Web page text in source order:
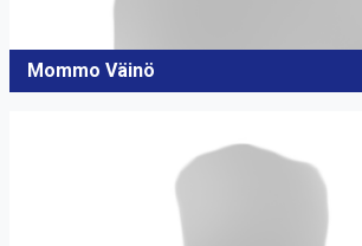
Mommo Väinö